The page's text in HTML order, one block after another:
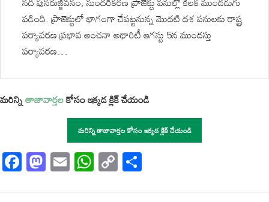
పడింది. ప్రాజెక్టులో భాగంగా చేపట్టనున్న మొదటి దశ పనులకు రాష్ట్ర
పర్యావరణ ప్రభావ అంచనా అథారిటీ ఆగస్టు 5న ముందస్తు
పర్యావరణ…
మరిన్నితాజావార్తలకోసం ఇక్కడ క్లిక్ చేయండి
మరిన్ని తాజావార్తల కోసం ఇక్కడ క్లిక్ చేయండి
Facebook
Mastodon
EmailWhatsApp
Copy
Link